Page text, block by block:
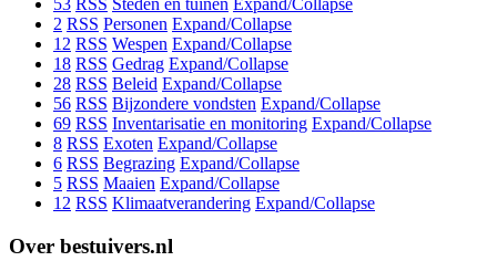
53 RSS Steden en tuinen Expand/Collapse
2 RSS Personen Expand/Collapse
12 RSS Wespen Expand/Collapse
18 RSS Gedrag Expand/Collapse
28 RSS Beleid Expand/Collapse
56 RSS Bijzondere vondsten Expand/Collapse
69 RSS Inventarisatie en monitoring Expand/Collapse
8 RSS Exoten Expand/Collapse
6 RSS Begrazing Expand/Collapse
5 RSS Maaien Expand/Collapse
12 RSS Klimaatverandering Expand/Collapse
Over bestuivers.nl